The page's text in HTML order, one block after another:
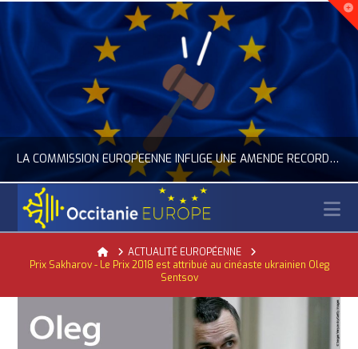
LA COMMISSION EUROPÉENNE INFLIGE UNE AMENDE RECORD À GOOGLE
ACTUALITÉ DE L'UNION EUROPÉENNE, ACTUALITÉ DE LA REPRÉSENTATION D’OCCITANIE EUROPE, NUMÉRIQUE- DIGITAL
JUILLET 24, 2026
HomeACTUALITÉ EUROPÉENNE
Prix Sakharov - Le Prix 2018 est attribué au cinéaste ukrainien Oleg
Sentsov